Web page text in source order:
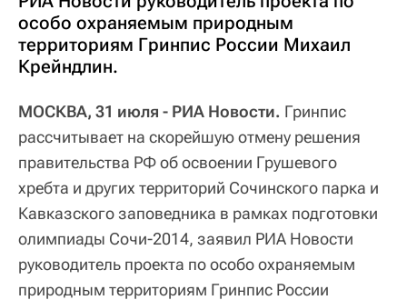
особо охраняемым природным
территориям Гринпис России Михаил
Крейндлин.
МОСКВА, 31 июля - РИА Новости. Гринпис
рассчитывает на скорейшую отмену решения
правительства РФ об освоении Грушевого
хребта и других территорий Сочинского парка и
Кавказского заповедника в рамках подготовки
олимпиады Сочи-2014, заявил РИА Новости
руководитель проекта по особо охраняемым
природным территориям Гринпис России